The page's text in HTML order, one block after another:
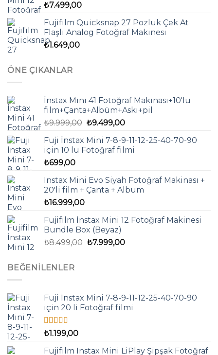
₺7.499,00
Fujifilm Quicksnap 27 Pozluk Çek At
Flaşlı Analog Fotoğraf Makinesi
₺1.649,00
ÖNE ÇIKANLAR
İnstax Mini 41 Fotoğraf Makinası+10'lu
film+Çanta+Albüm+Askı+pil
₺9.999,00 Orijinal
₺9.999,00.
₺9.499,00Şu
fiyat:
₺9.499,00.
Fuji İnstax Mini 7-8-9-11-12-25-40-70-90
için 10 lu Fotoğraf filmi
₺699,00
Instax Mini Evo Siyah Fotoğraf Makinası +
20'li film + Çanta + Albüm
₺16.999,00
Fujifilm İnstax Mini 12 Fotoğraf Makinesi
Bundle Box (Beyaz)
₺8.499,00 Orijinal
₺7.999,00Şu
BEĞENILENLER
Fuji İnstax Mini 7-8-9-11-12-25-40-70-90
için 20 li Fotoğraf filmi
5 üzerinden
oy aldı
₺1.199,00
Fujifilm Instax Mini LiPlay Şipşak Fotoğraf